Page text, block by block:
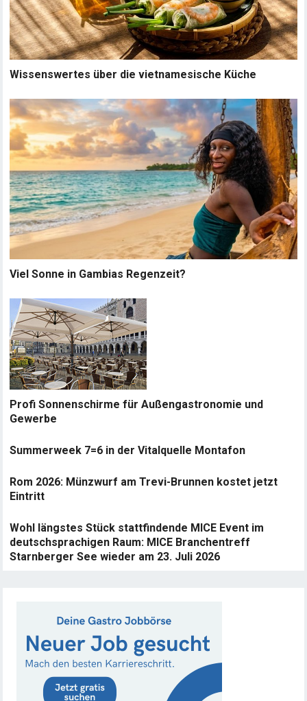
Wissenswertes über die vietnamesische Küche
Viel Sonne in Gambias Regenzeit?
Profi Sonnenschirme für Außengastronomie und
Gewerbe
Summerweek 7=6 in der Vitalquelle Montafon
Rom 2026: Münzwurf am Trevi-Brunnen kostet jetzt
Eintritt
Wohl längstes Stück stattfindende MICE Event im
deutschsprachigen Raum: MICE Branchentreff
Starnberger See wieder am 23. Juli 2026